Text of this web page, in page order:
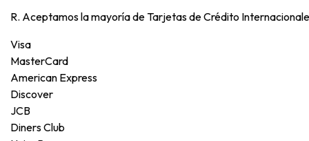
R. Aceptamos la mayoría de Tarjetas de Crédito
Visa
MasterCard
American Express
Discover
JCB
Diners Club